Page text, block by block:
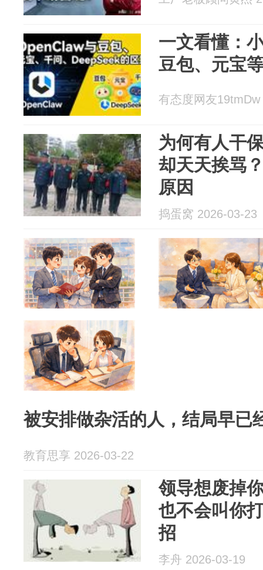
一文看懂：
豆包、元宝
有态度网友
为何有人干
却天天挨骂
原因
捣蛋窝 2026-03-23
被安排做杂活的人，结局早已
教育思享 2026-03-22
领导想废掉
也不会叫你
招
李舟 2026-03-19